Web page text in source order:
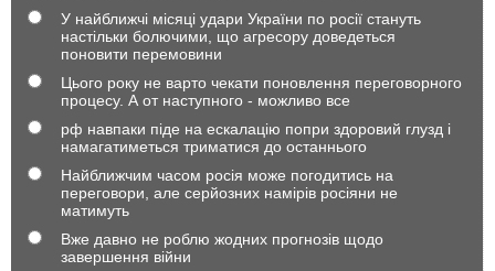
У найближчі місяці удари України по росії стануть
настільки болючими, що агресору доведеться
поновити перемовини
Цього року не варто чекати поновлення переговорного
процесу. А от наступного - можливо все
рф навпаки піде на ескалацію попри здоровий глузд і
намагатиметься триматися до останнього
Найближчим часом росія може погодитись на
переговори, але серйозних намірів росіяни не
матимуть
Вже давно не роблю жодних прогнозів щодо
завершення війни